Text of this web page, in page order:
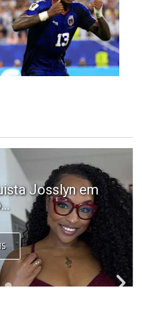
Josslyn em